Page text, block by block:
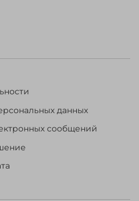
данных
сообщений